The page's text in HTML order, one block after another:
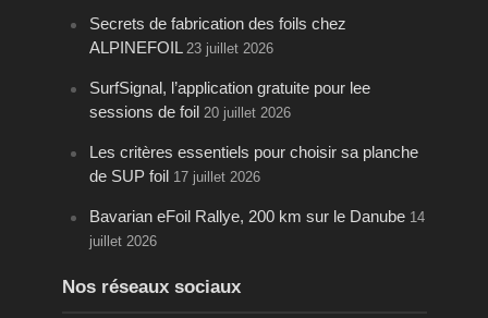
Secrets de fabrication des foils chez
ALPINEFOIL 23 juillet 2026
SurfSignal, l’application gratuite pour lee
sessions de foil 20 juillet 2026
Les critères essentiels pour choisir sa planche
de SUP foil 17 juillet 2026
Bavarian eFoil Rallye, 200 km sur le Danube 14
juillet 2026
Nos réseaux sociaux